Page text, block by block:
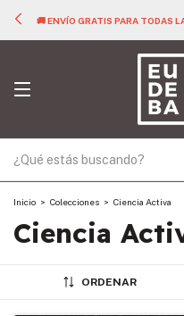
🚚 ENVÍO GRATIS PARA TODAS
Inicio > Colecciones > Ciencia Activa
Ciencia
ORDENAR